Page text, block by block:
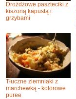
Drożdżowe paszteciki z
kiszoną kapustą i
grzybami
Tłuczne ziemniaki z
marchewką - kolorowe
puree